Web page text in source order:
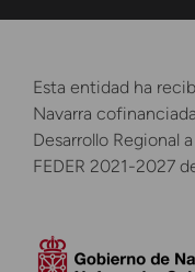
Esta entidad ha
Navarra
Desarrollo Regional
FEDER 2021-2027